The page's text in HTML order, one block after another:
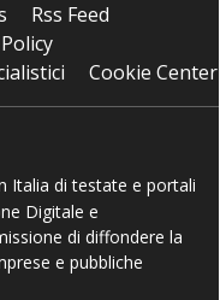
Rss Feed
Cookie Center
Italia di testate e portali
Digitale e
di diffondere la
e pubbliche